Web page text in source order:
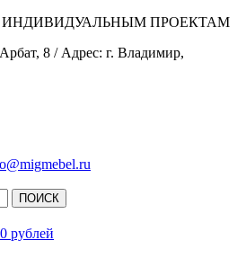
ИНДИВИДУАЛЬНЫМ ПРОЕКТАМ
8 / Адрес: г. Владимир,
ПОИСК
рублей